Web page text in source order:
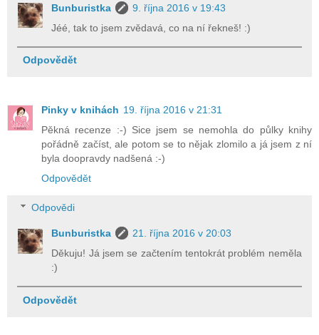
Bunburistka
9. října 2016 v 19:43
Jéé, tak to jsem zvědavá, co na ní řekneš! :)
Odpovědět
Pinky v knihách 19. října 2016 v 21:31
Pěkná recenze :-) Sice jsem se nemohla do půlky knihy
pořádně začíst, ale potom se to nějak zlomilo a já jsem z ní
byla doopravdy nadšená :-)
Odpovědět
Odpovědi
Bunburistka
21. října 2016 v 20:03
Děkuju! Já jsem se začtením tentokrát problém neměla
:)
Odpovědět